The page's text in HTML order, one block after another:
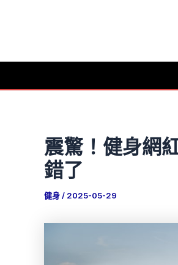
要
震驚！健身網
錯了
健身/ 2025-05-29